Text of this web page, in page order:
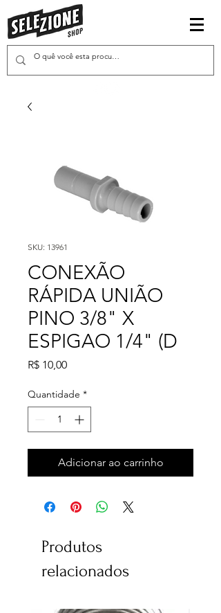
SKU: 13961
CONEXÃO
RÁPIDA UNIÃO
PINO 3/8" X
ESPIGAO 1/4" (D
R$ 10,00Preço
Quantidade *
Adicionar ao carrinho
Produtos
relacionados